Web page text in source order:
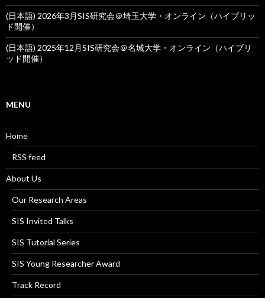
(日本語) 2026年3月SIS研究会＠埼玉大学・オンライン（ハイブリッ
ド開催）
(日本語) 2025年12月SIS研究会＠名城大学・オンライン（ハイブリ
ッド開催）
MENU
Home
RSS feed
About Us
Our Research Areas
SIS Invited Talks
SIS Tutorial Series
SIS Young Researcher Award
Track Record